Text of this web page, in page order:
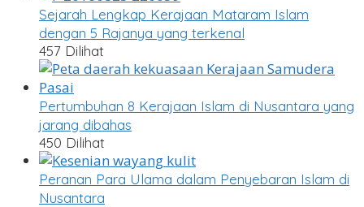
Sejarah Lengkap Kerajaan Mataram Islam
dengan 5 Rajanya yang terkenal
457 Dilihat
Pertumbuhan 8 Kerajaan Islam di Nusantara yang
jarang dibahas
450 Dilihat
Peranan Para Ulama dalam Penyebaran Islam di
Nusantara